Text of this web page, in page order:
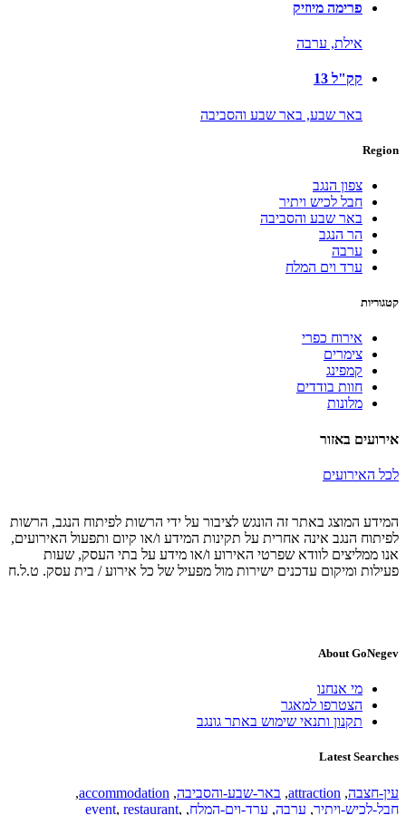
פרימה מיוזיק
אילת, ערבה
קק"ל 13
באר שבע, באר שבע והסביבה
Region
צפון הנגב
חבל לכיש ויתיר
באר שבע והסביבה
הר הנגב
ערבה
ערד וים המלח
קטגוריות
אירוח כפרי
צימרים
קמפינג
חוות בודדים
מלונות
אירועים באזור
לכל האירועים
המידע המוצג באתר זה הונגש לציבור על ידי הרשות לפיתוח הנגב, הרשות
לפיתוח הנגב אינה אחרית על תקינות המידע ו/או קיום ותפעול האירועים,
אנו ממליצים לוודא שפרטי האירוע ו/או מידע על בתי העסק, שעות
פעילות ומיקום עדכנים ישירות מול מפעיל של כל אירוע / בית עסק. ט.ל.ח
About GoNegev
מי אנחנו
הצטרפו למאגר
תקנון ותנאי שימוש באתר גונגב
Latest Searches
עין-חצבה,
attraction
, באר-שבע-והסביבה,
accommodation
,
חבל-לכיש-ויתיר, ערבה, ערד-וים-המלח,
event, restaurant,